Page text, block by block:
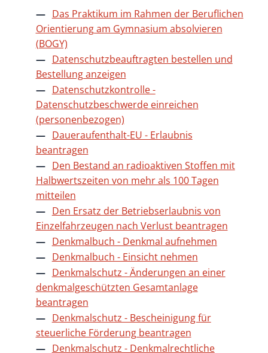
Das Praktikum im Rahmen der Beruflichen
Orientierung am Gymnasium absolvieren
(BOGY)
Datenschutzbeauftragten bestellen und
Bestellung anzeigen
Datenschutzkontrolle -
Datenschutzbeschwerde einreichen
(personenbezogen)
Daueraufenthalt-EU - Erlaubnis
beantragen
Den Bestand an radioaktiven Stoffen mit
Halbwertszeiten von mehr als 100 Tagen
mitteilen
Den Ersatz der Betriebserlaubnis von
Einzelfahrzeugen nach Verlust beantragen
Denkmalbuch - Denkmal aufnehmen
Denkmalbuch - Einsicht nehmen
Denkmalschutz - Änderungen an einer
denkmalgeschützten Gesamtanlage
beantragen
Denkmalschutz - Bescheinigung für
steuerliche Förderung beantragen
Denkmalschutz - Denkmalrechtliche